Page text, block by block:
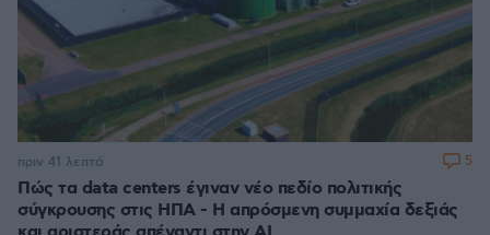
Πώς τα data centers έγιναν νέο πεδίο πολιτικής
σύγκρουσης στις ΗΠΑ - Η απρόσμενη συμμαχία δεξιάς
πριν 41 λεπτά 5